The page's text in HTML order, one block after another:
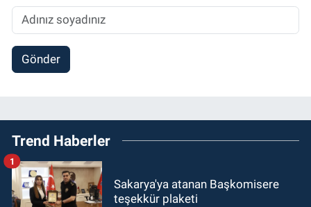
Gönder
Trend Haberler
Sakarya'ya atanan Başkomisere
teşekkür plaketi
1